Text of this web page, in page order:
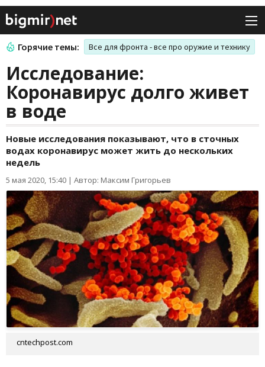
Горячие темы: Все для фронта - все про оружие и технику
Исследование:
Коронавирус долго живет
в воде
Новые исследования показывают, что в сточных
водах коронавирус может жить до нескольких
недель
5 мая 2020, 15:40 | Автор: Максим Григорьев
cntechpost.com